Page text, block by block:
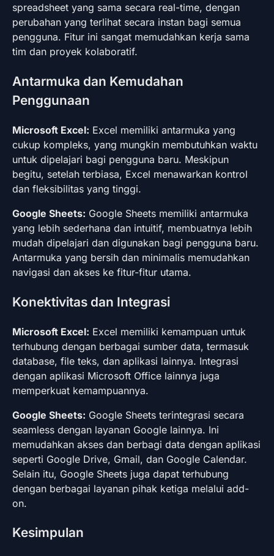
spreadsheet yang sama secara real-time, dengan
perubahan yang terlihat secara instan bagi semua
pengguna. Fitur ini sangat memudahkan kerja sama
tim dan proyek kolaboratif.
Antarmuka dan Kemudahan
Penggunaan
Microsoft Excel: Excel memiliki antarmuka yang
cukup kompleks, yang mungkin membutuhkan waktu
untuk dipelajari bagi pengguna baru. Meskipun
begitu, setelah terbiasa, Excel menawarkan kontrol
dan fleksibilitas yang tinggi.
Google Sheets: Google Sheets memiliki antarmuka
yang lebih sederhana dan intuitif, membuatnya lebih
mudah dipelajari dan digunakan bagi pengguna baru.
Antarmuka yang bersih dan minimalis memudahkan
navigasi dan akses ke fitur-fitur utama.
Konektivitas dan Integrasi
Microsoft Excel: Excel memiliki kemampuan untuk
terhubung dengan berbagai sumber data, termasuk
database, file teks, dan aplikasi lainnya. Integrasi
dengan aplikasi Microsoft Office lainnya juga
memperkuat kemampuannya.
Google Sheets: Google Sheets terintegrasi secara
seamless dengan layanan Google lainnya. Ini
memudahkan akses dan berbagi data dengan aplikasi
seperti Google Drive, Gmail, dan Google Calendar.
Selain itu, Google Sheets juga dapat terhubung
dengan berbagai layanan pihak ketiga melalui add-
on.
Kesimpulan